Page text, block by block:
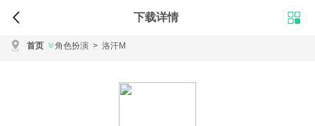
下载详情
首页 角色扮演 > 洛汗M